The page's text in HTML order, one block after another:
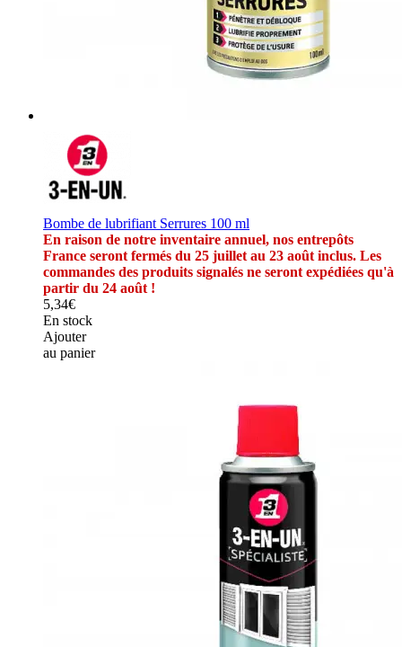
Bombe de lubrifiant Serrures 100 ml
En raison de notre inventaire annuel, nos entrepôts
France seront fermés du 25 juillet au 23 août inclus. Les
commandes des produits signalés ne seront expédiées qu'à
partir du 24 août !
5,34€
En stock
Ajouter
au panier